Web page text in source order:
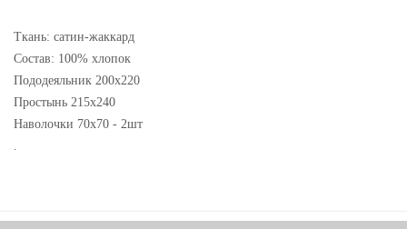
Ткань: сатин-жаккард
Состав: 100% хлопок
Пододеяльник 200х220
Простынь 215х240
Наволочки 70х70 - 2шт
.